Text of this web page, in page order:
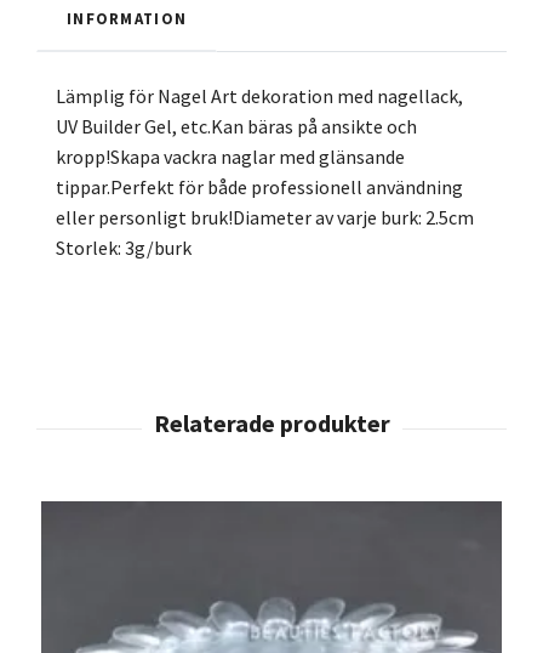
INFORMATION
Lämplig för Nagel Art dekoration med nagellack,
UV Builder Gel, etc.Kan bäras på ansikte och
kropp!Skapa vackra naglar med glänsande
tippar.Perfekt för både professionell användning
eller personligt bruk!Diameter av varje burk: 2.5cm
Storlek: 3g/burk